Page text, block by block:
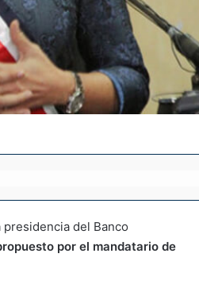
del Banco
por el mandatario de